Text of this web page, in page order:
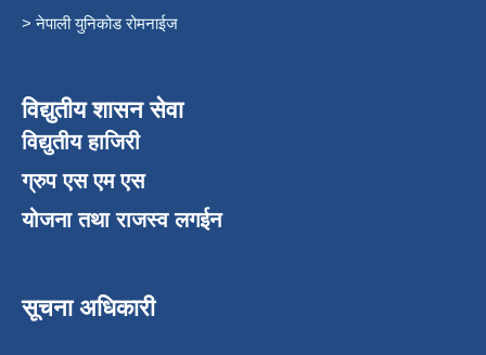
> नेपाली युनिकोड रोमनाईज
विद्युतीय शासन सेवा
विद्युतीय हाजिरी
ग्रुप एस एम एस
योजना तथा राजस्व लगईन
सूचना अधिकारी